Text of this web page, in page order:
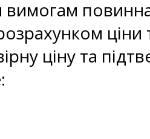
вимогам
ціни
ціну та